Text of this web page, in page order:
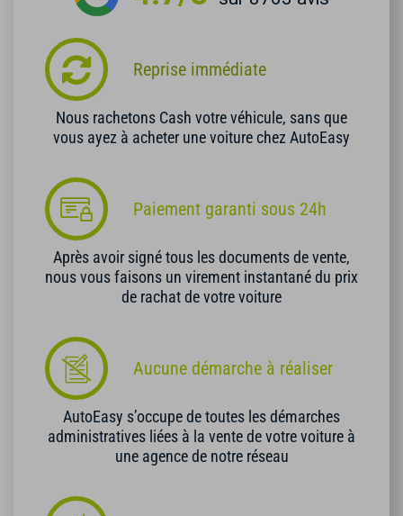
Reprise immédiate
Nous rachetons Cash votre véhicule, sans que
vous ayez à acheter une voiture chez AutoEasy
Paiement garanti sous 24h
Après avoir signé tous les documents de vente,
nous vous faisons un virement instantané du prix
de rachat de votre voiture
Aucune démarche à réaliser
AutoEasy s’occupe de toutes les démarches
administratives liées à la vente de votre voiture à
une agence de notre réseau